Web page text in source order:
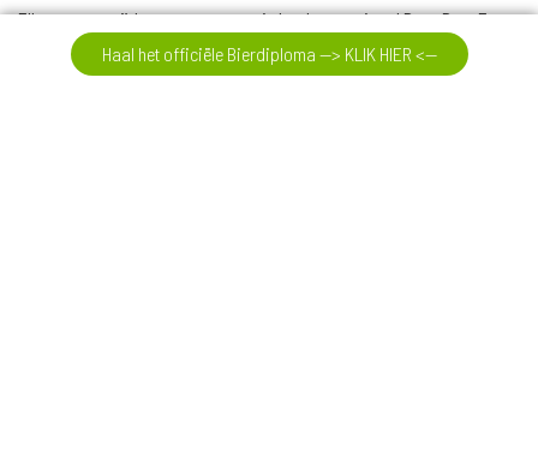
Elke eerste vrijdag van augustus is het International Beer Day. Een
uitstekende dag om samen het bier te vieren.
Verder lezen
Haal het officiële Bierdiploma --> KLIK HIER <--